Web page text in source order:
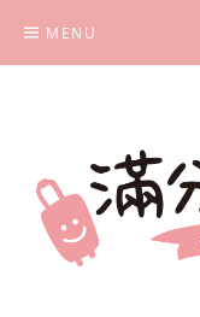
content
MENU